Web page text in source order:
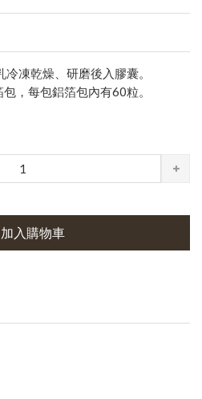
凍乾燥、研磨後入膠囊。
，每包鋁箔包內有60粒。
加入購物車